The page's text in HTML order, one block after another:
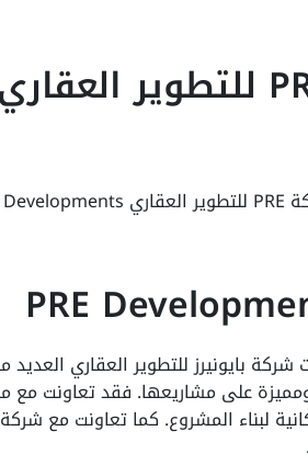
بايونيرز للتطوير العقاري العديد
لبناء المشروع. كما تعاونت مع